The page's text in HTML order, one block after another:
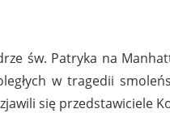
św. Patryka na
w tragedii
się przedstawiciele